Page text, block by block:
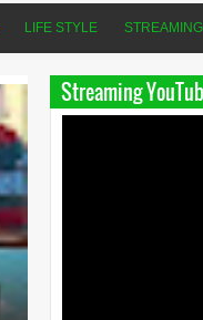
LIFE STYLE STREAMING
Streaming